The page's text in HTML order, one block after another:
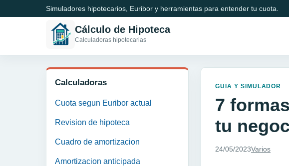
Simuladores hipotecarios, Euribor y herramientas para entender tu cuota.
Cálculo de Hipoteca
Calculadoras hipotecarias
Calculadoras
Cuota segun Euribor actual
Revision de hipoteca
Cuadro de amortizacion
Amortizacion anticipada
GUIA Y SIMULADOR
7
tu
24/05/2023Varios